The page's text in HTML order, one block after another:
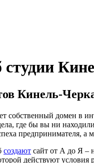
студии
Кинель-
собственный домен в
где бы вы ни
предпринимателя,
создают сайт от А до Я ‒
действуют